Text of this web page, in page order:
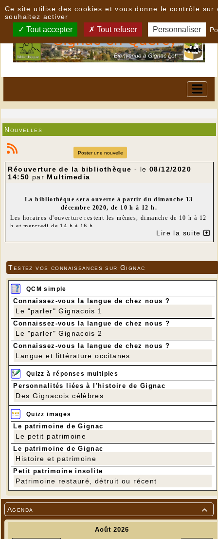

Agenda
Nouvelles
Poster une nouvelle
Réouverture de la bibliothèque - le 08/12/2020
14:50 par Multimedia
La bibliothèque sera ouverte à partir du dimanche 13
décembre 2020, de 10 h à 12 h.
Les horaires d'ouverture restent les mêmes, dimanche de 10 h à 12
h et mercredi de 14 h à 16 h.
Conformément aux dispositions préconisées par la Bibliothèque
Départementale du Lot, nous mettrons à votre disposition du gel
Seulement 2 personnes pourront être dans la bibliothèque en même
temps pour choisir des livres.
Les livres rendus seront stockés pendant trois jours avant d'être
remis en rayons. Nous pourrons rentrer par la porte principale et
ressortir par une porte latérale.
Lire la suite
Testez vos connaissances sur Gignac
QCM simple
Connaissez-vous la langue de chez nous ?
Le "parler" Gignacois 1
Connaissez-vous la langue de chez nous ?
Le "parler" Gignacois 2
Connaissez-vous la langue de chez nous ?
Langue et littérature occitanes
Quizz à réponses multiples
Personnalités liées à l'histoire de Gignac
Des Gignacois célèbres
Quizz images
Le patrimoine de Gignac
Le petit patrimoine
Le patrimoine de Gignac
Histoire et patrimoine
Petit patrimoine insolite
Patrimoine restauré, détruit ou récent
Ce site utilise des cookies et vous donne le contrôle sur
souhaitez activer
Tout accepter Tout refuser Personnaliser